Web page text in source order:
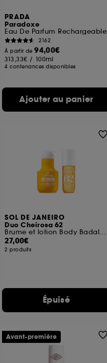
PRADA
Paradoxe
Eau De Parfum Rechargeable
2162
À partir de94,00€
313,33€ / 100ml
4 contenances disponibles
Ajouter au panier
SOL DE JANEIRO
Duo Cheirosa 62
Brume et lotion Body Badalada
27,00€
2 produits
Épuisé
Avant-première